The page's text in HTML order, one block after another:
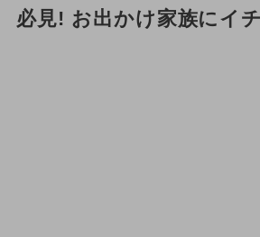
必見! お出かけ家族にイ